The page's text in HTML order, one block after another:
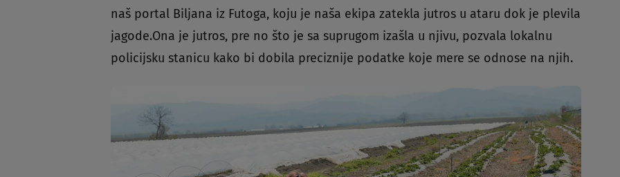
naš portal Biljana iz Futoga, koju je naša ekipa zatekla jutros u ataru dok je plevila
jagode.Ona je jutros, pre no što je sa suprugom izašla u njivu, pozvala lokalnu
policijsku stanicu kako bi dobila preciznije podatke koje mere se odnose na njih.